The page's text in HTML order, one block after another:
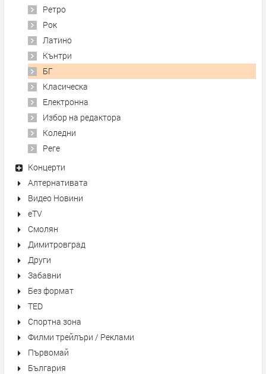
Ретро
Рок
Латино
Кънтри
БГ
Класическа
Електронна
Избор на редактора
Коледни
Реге
Концерти
Алтернативата
Видео Новини
eTV
Смолян
Димитровград
Други
Забавни
Без формат
TED
Спортна зона
Филми трейлъри / Реклами
Първомай
България